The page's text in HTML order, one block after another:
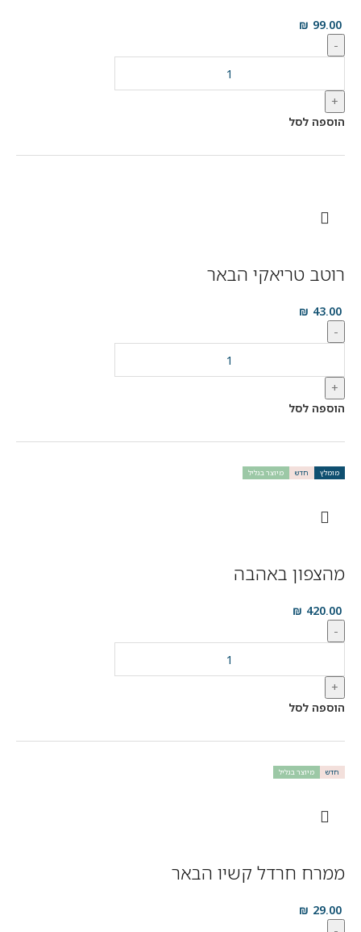
99.00
₪
-
+
הוספה לסל
רוטב טריאקי הבאר
43.00
₪
-
+
הוספה לסל
מומלץ חדש מיוצר בגליל
מהצפון באהבה
420.00
₪
-
+
הוספה לסל
חדש מיוצר בגליל
ממרח חרדל קשיו הבאר
29.00
₪